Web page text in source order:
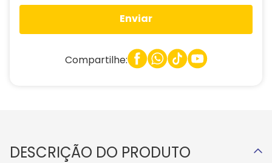
Enviar
Compartilhe:
DESCRIÇÃO DO PRODUTO